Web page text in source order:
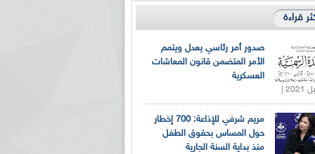
قراءة
صدور أمر رئاسي يعدل ويتمم
الأمر المتضمن قانون المعاشات
العسكرية
مريم شرفي للإذاعة: 700 إخطار
حول المساس بحقوق الطفل
منذ بداية السنة الجارية